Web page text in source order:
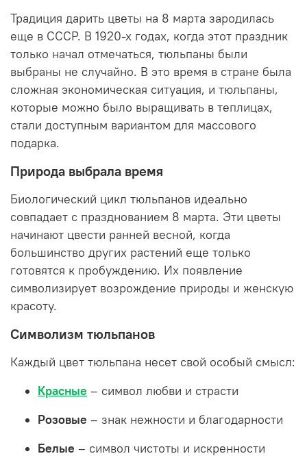
Традиция дарить цветы на 8 марта зародилась
еще в СССР. В 1920-х годах, когда этот праздник
только начал отмечаться, тюльпаны были
выбраны не случайно. В это время в стране была
сложная экономическая ситуация, и тюльпаны,
которые можно было выращивать в теплицах,
стали доступным вариантом для массового
подарка.
Природа выбрала время
Биологический цикл тюльпанов идеально
совпадает с празднованием 8 марта. Эти цветы
начинают цвести ранней весной, когда
большинство других растений еще только
готовятся к пробуждению. Их появление
символизирует возрождение природы и женскую
красоту.
Символизм тюльпанов
Каждый цвет тюльпана несет свой особый смысл:
Красные – символ любви и страсти
Розовые – знак нежности и благодарности
Белые – символ чистоты и искренности